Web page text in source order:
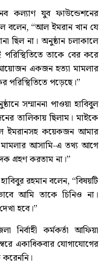
কল্যাণ যুব ফাউন্ডেশনের
বলেন, “আল ইমরান খান যে
ছিল না। অনুষ্ঠান চলাকালে
তাকে বের করে
একজন হত্যা মামলার
পরিস্থিতিতে পড়েছে।”
সম্মাননা পাওয়া হাবিবুল
তালিকায় ছিলাম। মাইকে
ইমরানসহ কয়েকজন আমার
মামলার আসামি-এ তথ্য আগে
গ্রহণ করতাম না।”
রহমান বলেন, “বিষয়টি
আমি তাকে চিনিও না।
হবে।”
নির্বাহী কর্মকর্তা আফিয়া
একাধিকবার যোগাযোগের